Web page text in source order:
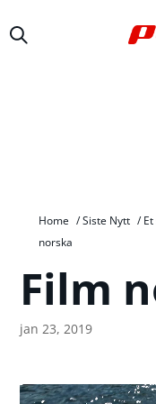
Home /Siste Nytt /
norska
Film
jan 23, 2019
Videoavspiller